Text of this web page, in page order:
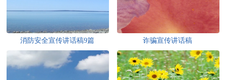
消防安全宣传讲话稿9篇 诈骗宣传讲话稿